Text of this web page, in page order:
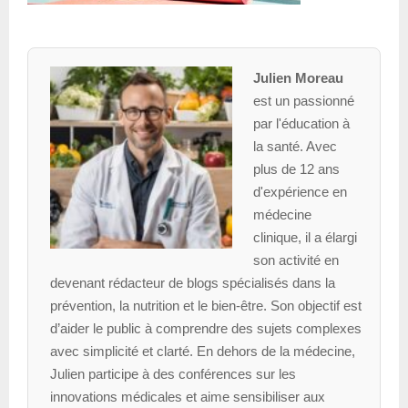
Julien Moreau
est un passionné
par l'éducation à
la santé. Avec
plus de 12 ans
d'expérience en
médecine
clinique, il a élargi
son activité en
devenant rédacteur de blogs spécialisés dans la
prévention, la nutrition et le bien-être. Son objectif est
d’aider le public à comprendre des sujets complexes
avec simplicité et clarté. En dehors de la médecine,
Julien participe à des conférences sur les
innovations médicales et aime sensibiliser aux